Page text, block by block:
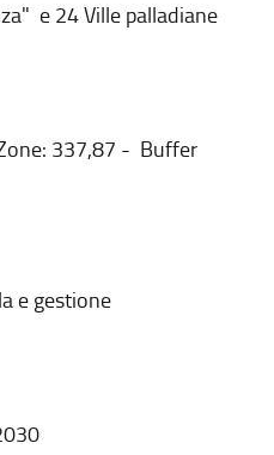
e 24 Ville palladiane
337,87 - Buffer
e gestione